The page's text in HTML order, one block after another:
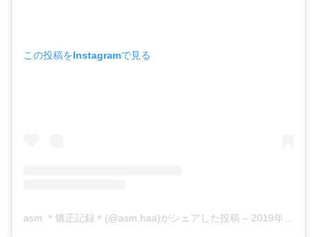
この投稿をInstagramで見る
asm ＊矯正記録＊(@asm.haa)がシェアした投稿 – 2019年 3月月4日午前12時17分PST